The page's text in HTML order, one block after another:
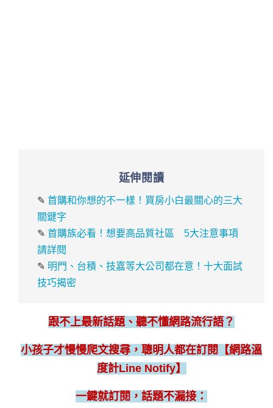
延伸閱讀
✎首購和你想的不一樣！買房小白最關心的三大
關鍵字
✎首購族必看！想要高品質社區 5大注意事項
請詳閱
✎ 明門、台積、技嘉等大公司都在意！十大面試
技巧揭密
跟不上最新話題、聽不懂網路流行語？
小孩子才慢慢爬文搜尋，聰明人都在訂閱【網路溫
度計Line Notify】
一鍵就訂閱，話題不漏接：